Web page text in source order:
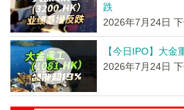
跌
2026年7月24日
【今日IPO】大
2026年7月24日